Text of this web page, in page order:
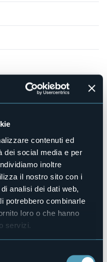
contenuti ed
dei social media e per
inoltre
il nostro sito con i
analisi dei dati web,
potrebbero combinarle
loro o che hanno
servizi.